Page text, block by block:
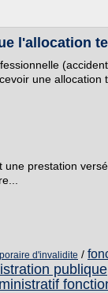
l'allocation
une allocation
prestation
d'invalidite /
publique